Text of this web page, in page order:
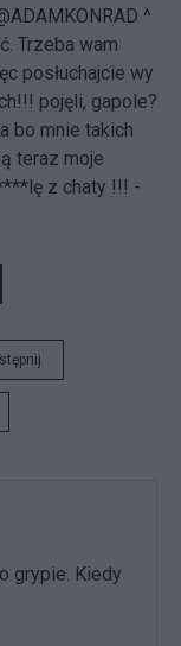
^
Trzeba wam
posłuchajcie wy
pojęli, gapole?
bo mnie takich
teraz moje
z chaty !!! -
grypie. Kiedy